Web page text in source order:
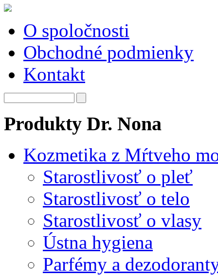
O spoločnosti
Obchodné podmienky
Kontakt
Produkty Dr. Nona
Kozmetika z Mŕtveho
Starostlivosť o pleť
Starostlivosť o telo
Starostlivosť o vlasy
Ústna hygiena
Parfémy a